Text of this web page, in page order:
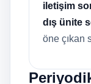
iletişim
dış ünite
öne çıkan